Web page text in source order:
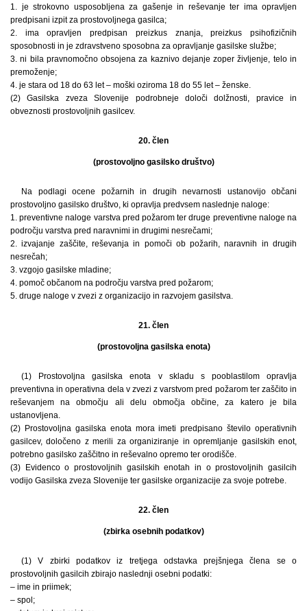
1. je strokovno usposobljena za gašenje in reševanje ter ima opravljen
predpisani izpit za prostovoljnega gasilca;
2. ima opravljen predpisan preizkus znanja, preizkus psihofizičnih
sposobnosti in je zdravstveno sposobna za opravljanje gasilske službe;
3. ni bila pravnomočno obsojena za kaznivo dejanje zoper življenje, telo in
premoženje;
4. je stara od 18 do 63 let – moški oziroma 18 do 55 let – ženske.
(2) Gasilska zveza Slovenije podrobneje določi dolžnosti, pravice in
obveznosti prostovoljnih gasilcev.
20. člen
(prostovoljno gasilsko društvo)
Na podlagi ocene požarnih in drugih nevarnosti ustanovijo občani
prostovoljno gasilsko društvo, ki opravlja predvsem naslednje naloge:
1. preventivne naloge varstva pred požarom ter druge preventivne naloge na
področju varstva pred naravnimi in drugimi nesrečami;
2. izvajanje zaščite, reševanja in pomoči ob požarih, naravnih in drugih
nesrečah;
3. vzgojo gasilske mladine;
4. pomoč občanom na področju varstva pred požarom;
5. druge naloge v zvezi z organizacijo in razvojem gasilstva.
21. člen
(prostovoljna gasilska enota)
(1) Prostovoljna gasilska enota v skladu s pooblastilom opravlja
preventivna in operativna dela v zvezi z varstvom pred požarom ter zaščito in
reševanjem na območju ali delu območja občine, za katero je bila
ustanovljena.
(2) Prostovoljna gasilska enota mora imeti predpisano število operativnih
gasilcev, določeno z merili za organiziranje in opremljanje gasilskih enot,
potrebno gasilsko zaščitno in reševalno opremo ter orodišče.
(3) Evidenco o prostovoljnih gasilskih enotah in o prostovoljnih gasilcih
vodijo Gasilska zveza Slovenije ter gasilske organizacije za svoje potrebe.
22. člen
(zbirka osebnih podatkov)
(1) V zbirki podatkov iz tretjega odstavka prejšnjega člena se o
prostovoljnih gasilcih zbirajo naslednji osebni podatki:
– ime in priimek;
– spol;